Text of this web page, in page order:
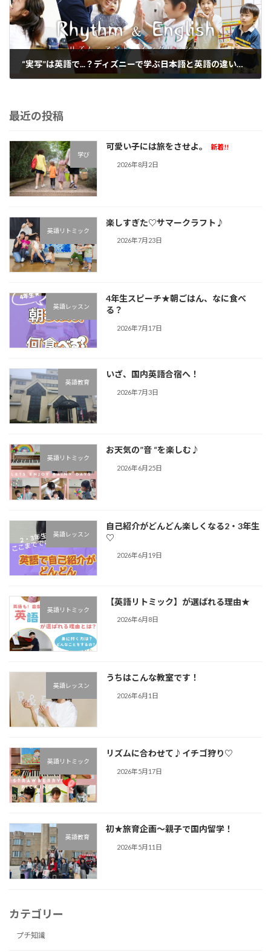
“実写”は英語で...？ディズニーで学ぶ日本語と英語の違い？！
最近の投稿
学び
可愛い子には旅をさせよ。 新着!!
2026年8月2日
英語リトミック
楽しすぎた♡サマークラフト♪︎
2026年7月23日
英語レッスン
4年生スピーチ★朝ごはん、なに食べ
る？
2026年7月17日
英語教育
いざ、国内英語合宿へ！
2026年7月3日
英語リトミック
お天気の”音 “を楽しむ♪︎
2026年6月25日
英語レッスン
自己紹介がどんどん楽しくなる2・3年生
♡
2026年6月19日
英語リトミック
【英語リトミック】が選ばれる理由★
2026年6月8日
英語レッスン
うちはこんな教室です！
2026年6月1日
英語リトミック
リズムに合わせて♪︎イチゴ狩り♡
2026年5月17日
英語教育
初★旅育企画～親子で国内留学！
2026年5月11日
カテゴリー
プチ知識